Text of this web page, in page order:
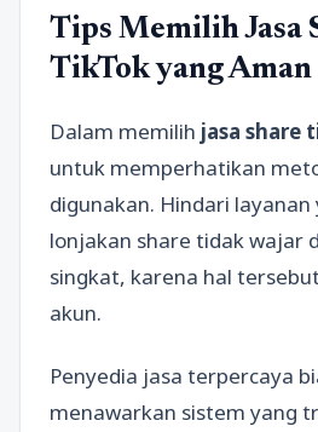
Tips Memilih Jasa
TikTok yang Aman
Dalam memilih jasa share
untuk memperhatikan
digunakan. Hindari
lonjakan share tidak wajar
singkat, karena hal
akun.
Penyedia jasa terpercaya
menawarkan sistem yang